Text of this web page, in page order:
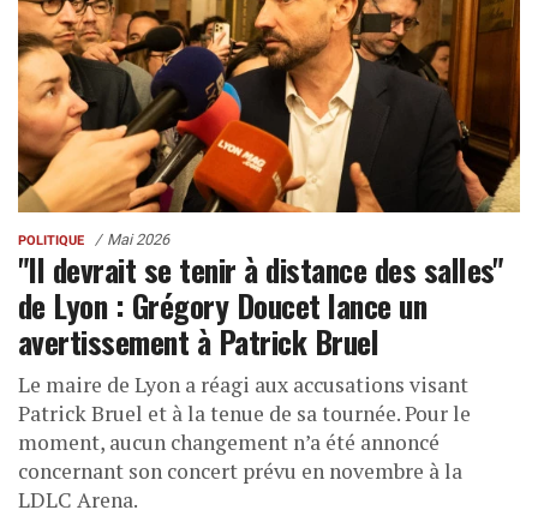
POLITIQUE Mai 2026
"Il devrait se tenir à distance des salles"
de Lyon : Grégory Doucet lance un
avertissement à Patrick Bruel
Le maire de Lyon a réagi aux accusations visant
Patrick Bruel et à la tenue de sa tournée. Pour le
moment, aucun changement n’a été annoncé
concernant son concert prévu en novembre à la
LDLC Arena.